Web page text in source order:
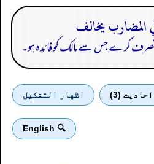
کرے جس سے مالک کو فائدہ ہو۔
(3) اظهار التشكيل
🔍 English